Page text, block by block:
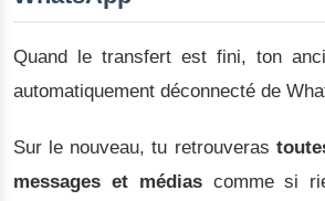
Quand le transfert est fini, ton
automatiquement déconnecté de
Sur le nouveau, tu retrouveras
messages et médiascomme si